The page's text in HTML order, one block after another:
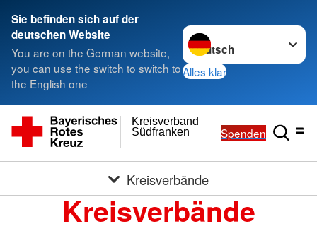
Sie befinden sich auf der
deutschen Website
You are on the German website,
you can use the switch to switch to
the English one
Sprache wechseln zu
Alles klar
Südfranken
Kreisverband
Spenden
Kreisverbände
Kreisverbände